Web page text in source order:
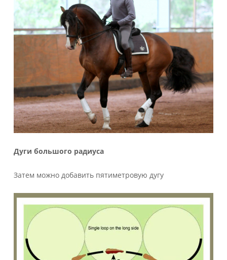
Дуги большого радиуса
Затем можно добавить пятиметровую дугу